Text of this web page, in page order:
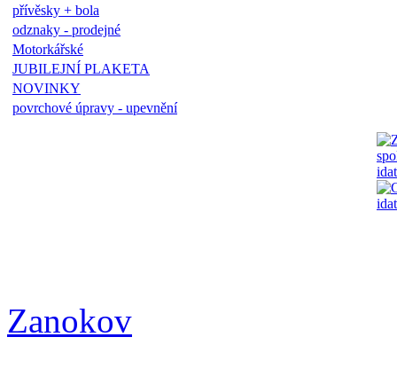
přívěsky + bola
odznaky - prodejné
Motorkářské
JUBILEJNÍ PLAKETA
NOVINKY
povrchové úpravy - upevnění
Zanokov